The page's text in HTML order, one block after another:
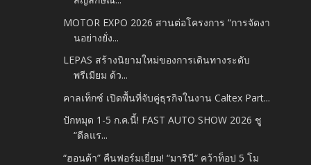
MOTOR EXPO 2026 สานต่อโครงการ “การจัดงา
นอย่างยั่ง...
LEPAS สร้างนิยามใหม่ของการเดินทางระดับ
พรีเมียม ด้ว...
คาลเท็กซ์ เปิดพื้นที่จับคู่ธุรกิจในงาน Caltex Part...
ปักหมุด 1-5 ก.ค.นี้! FAST AUTO SHOW 2026 ชู
“ดีลแร...
“ฮอนด้า” คืนฟอร์มเยี่ยม! “มารินี“ คว้าท็อป 5 โม